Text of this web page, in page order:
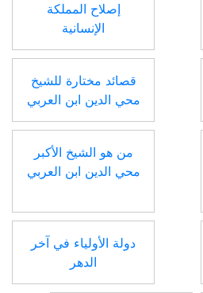
إصلاح المملكة
الإنسانية
قصائد مختارة للشيخ
محي الدين ابن العربي
من هو الشيخ الأكبر
محي الدين ابن العربي
دولة الأولياء في آخر
الدهر